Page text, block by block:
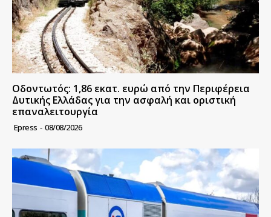
Οδοντωτός: 1,86 εκατ. ευρώ από την Περιφέρεια
Δυτικής Ελλάδας για την ασφαλή και οριστική
επαναλειτουργία
Epress - 08/08/2026